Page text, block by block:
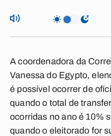
A coordenadora da
Vanessa do Egypto,
é possível ocorrer de
quando o total de
ocorridas no ano é 10%
quando o eleitorado for